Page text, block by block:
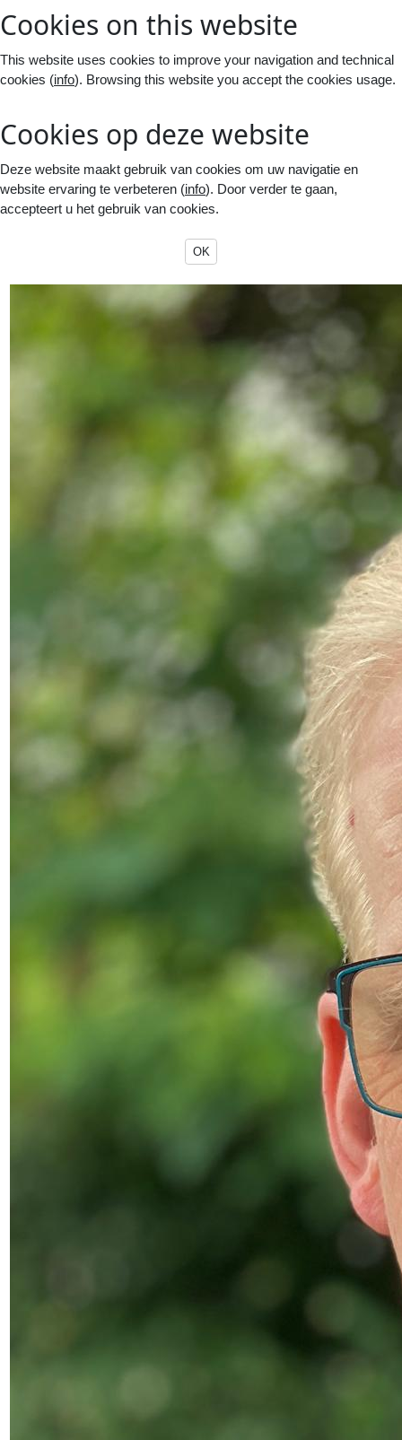
Cookies on this website
This website uses cookies to improve your navigation and technical
cookies (info). Browsing this website you accept the cookies usage.
Cookies op deze website
Deze website maakt gebruik van cookies om uw navigatie en
website ervaring te verbeteren (info). Door verder te gaan,
accepteert u het gebruik van cookies.
OK